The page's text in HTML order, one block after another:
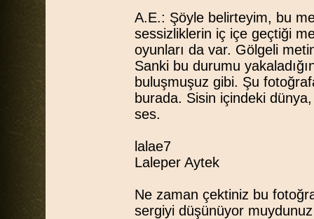
A.E.: Şöyle belirteyim, bu
sessizliklerin iç içe geçtiği
oyunları da var. Gölgeli
Sanki bu durumu
buluşmuşuz gibi. Şu
burada. Sisin içindeki
ses.
lalae7
Laleper Aytek
Ne zaman çektiniz bu
sergiyi düşünüyor